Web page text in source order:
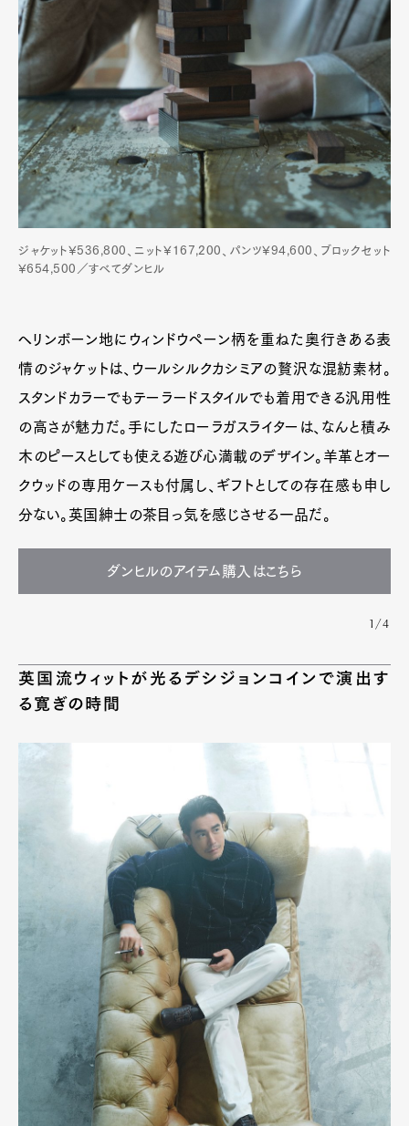
ジャケット¥536,800、ニット¥167,200、パンツ¥94,600、ブロックセット
¥654,500／すべてダンヒル
ヘリンボーン地にウィンドウペーン柄を重ねた奥行きある表
情のジャケットは、ウールシルクカシミアの贅沢な混紡素材。
スタンドカラーでもテーラードスタイルでも着用できる汎用性
の高さが魅力だ。手にしたローラガスライターは、なんと積み
木のピースとしても使える遊び心満載のデザイン。羊革とオー
クウッドの専用ケースも付属し、ギフトとしての存在感も申し
分ない。英国紳士の茶目っ気を感じさせる一品だ。
ダンヒルのアイテム購入はこちら
1/4
英国流ウィットが光るデシジョンコインで演出す
る寛ぎの時間